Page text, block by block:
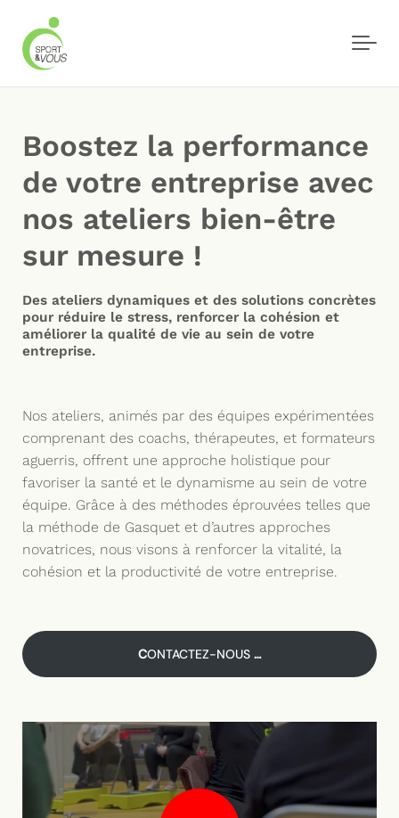
Boostez la performance
de votre entreprise avec
nos ateliers bien-être
sur mesure !
Des ateliers dynamiques et des solutions concrètes
pour réduire le stress, renforcer la cohésion et
améliorer la qualité de vie au sein de votre
entreprise.
Nos ateliers, animés par des équipes expérimentées
comprenant des coachs, thérapeutes, et formateurs
aguerris, offrent une approche holistique pour
favoriser la santé et le dynamisme au sein de votre
équipe. Grâce à des méthodes éprouvées telles que
la méthode de Gasquet et d’autres approches
novatrices, nous visons à renforcer la vitalité, la
cohésion et la productivité de votre entreprise.
CONTACTEZ-NOUS …